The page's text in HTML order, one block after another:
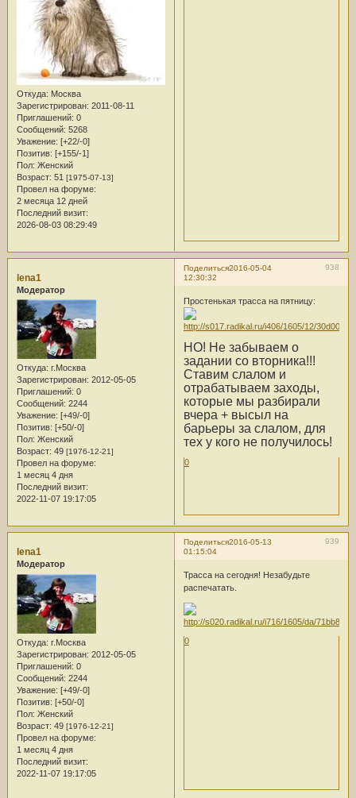
Откуда: Москва
Зарегистрирован: 2011-08-11
Приглашений: 0
Сообщений: 5268
Уважение: [+22/-0]
Позитив: [+155/-1]
Пол: Женский
Возраст: 51 [1975-07-13]
Провел на форуме:
2 месяца 12 дней
Последний визит:
2026-08-03 08:29:49
Поделиться 938
2016-05-04
12:30:32
lena1
Модератор
Откуда: г.Москва
Зарегистрирован: 2012-05-05
Приглашений: 0
Сообщений: 2244
Уважение: [+49/-0]
Позитив: [+50/-0]
Пол: Женский
Возраст: 49 [1976-12-21]
Провел на форуме:
1 месяц 4 дня
Последний визит:
2022-11-07 19:17:05
Простенькая трасса на пятницу:
НО! Не забываем о
задании со вторника!!!
Ставим слалом и
отрабатываем заходы,
которые мы разбирали
вчера + высыл на
барьеры за слалом, для
тех у кого не получилось!
0
Поделиться 939
2016-05-13
01:15:04
lena1
Модератор
Откуда: г.Москва
Зарегистрирован: 2012-05-05
Приглашений: 0
Сообщений: 2244
Уважение: [+49/-0]
Позитив: [+50/-0]
Пол: Женский
Возраст: 49 [1976-12-21]
Провел на форуме:
1 месяц 4 дня
Последний визит:
2022-11-07 19:17:05
Трасса на сегодня! Незабудьте
распечатать.
0